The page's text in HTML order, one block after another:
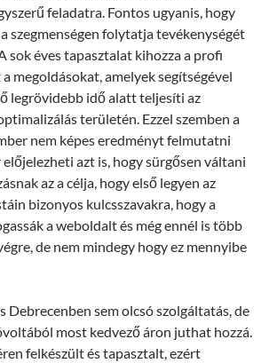
feladatra. Fontos ugyanis, hogy
szegmenségen folytatja tevékenységét
sok éves tapasztalat kihozza a profi
megoldásokat, amelyek segítségével
legrövidebb idő alatt teljesíti az
területén. Ezzel szemben a
nem képes eredményt felmutatni
előjelezheti azt is, hogy sürgősen váltani
az a célja, hogy első legyen az
bizonyos kulcsszavakra, hogy a
a weboldalt és még ennél is több
de nem mindegy hogy ez mennyibe
Debrecenben sem olcsó szolgáltatás, de
most kedvező áron juthat hozzá.
felkészült és tapasztalt, ezért